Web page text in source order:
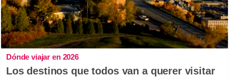
Dónde viajar en 2026
Los destinos que todos van a querer visitar